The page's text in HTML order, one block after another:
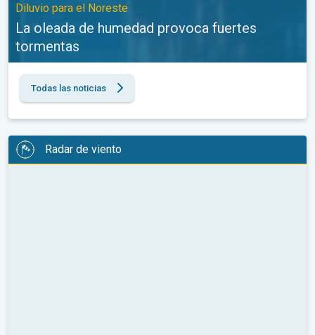
Diluvio para el Noreste
La oleada de humedad provoca fuertes
tormentas
Todas las noticias
Radar de viento